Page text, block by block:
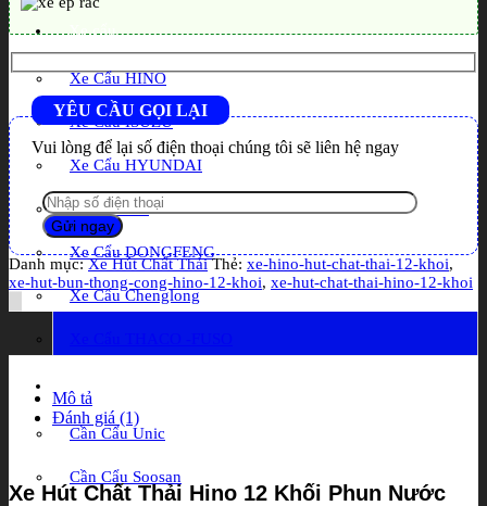
Xe cẩu
Xe Cẩu HINO
Xe Cẩu ISUZU
Xe Cẩu HYUNDAI
Xe Cẩu UD
Xe Cẩu DONGFENG
Xe Cẩu Chenglong
Cần Cẩu Unic
Cần Cẩu Soosan
YÊU CẦU GỌI LẠI
Vui lòng để lại số điện thoại chúng tôi sẽ liên hệ ngay
Danh mục:Xe Hút Chất Thải Thẻ: xe-hino-hut-chat-thai-12-khoi,
xe-hut-bun-thong-cong-hino-12-khoi, xe-hut-chat-thai-hino-12-khoi
Mô tả
Đánh giá (1)
Xe Hút Chất Thải Hino 12 Khối Phun Nước